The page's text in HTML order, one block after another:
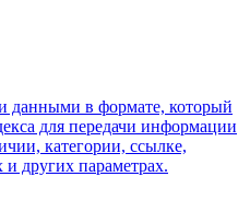
в формате, который
для передачи информации
категории, ссылке,
и других параметрах.